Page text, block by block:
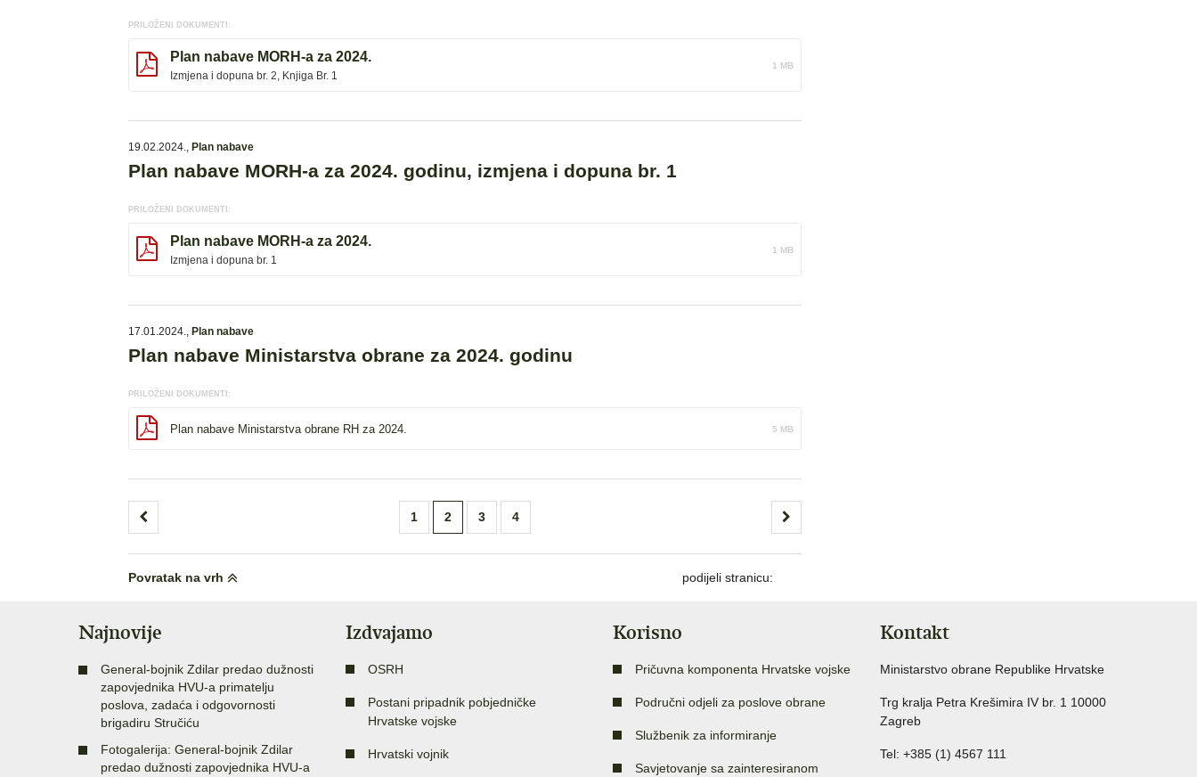
PRILOŽENI DOKUMENTI:
Plan nabave MORH-a za 2024.
Izmjena i dopuna br. 2, Knjiga Br. 1
1 MB
19.02.2024., Plan nabave
Plan nabave MORH-a za 2024. godinu, izmjena i dopuna br. 1
PRILOŽENI DOKUMENTI:
Plan nabave MORH-a za 2024.
Izmjena i dopuna br. 1
1 MB
17.01.2024., Plan nabave
Plan nabave Ministarstva obrane za 2024. godinu
PRILOŽENI DOKUMENTI:
Plan nabave Ministarstva obrane RH za 2024. 5 MB
Brojevi
objava
1 2 3 4
Povratak na vrh podijeli stranicu:
Najnovije
General-bojnik Zdilar predao dužnosti
zapovjednika HVU-a primatelju
poslova, zadaća i odgovornosti
brigadiru Stručiću
Fotogalerija: General-bojnik Zdilar
predao dužnosti zapovjednika HVU-a
Izdvajamo
OSRH
Postani pripadnik pobjedničke
Hrvatske vojske
Hrvatski vojnik
Korisno
Pričuvna komponenta Hrvatske vojske
Područni odjeli za poslove obrane
Službenik za informiranje
Savjetovanje sa zainteresiranom
Kontakt
Ministarstvo obrane Republike Hrvatske
Trg kralja Petra Krešimira IV br. 1 10000
Zagreb
Tel: +385 (1) 4567 111